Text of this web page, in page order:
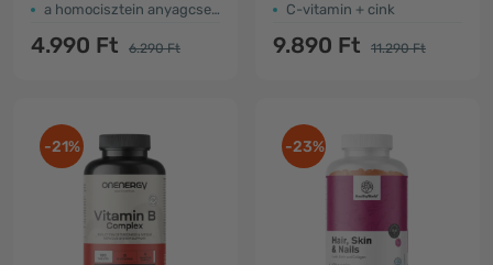
a homocisztein anyagcseréje
4.990 Ft 6.290 Ft
C-vitamin + cink
9.890 Ft 11.290 Ft
-21% -23%